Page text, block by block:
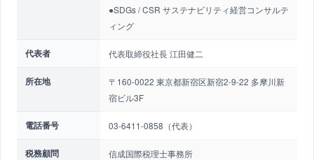
●SDGs / CSR サステナビリティ経営コンサルテ
ィング
代表者 代表取締役社長 江田健二
所在地
〒160-0022 東京都新宿区新宿2-9-22 多摩川新
宿ビル3F
電話番号 03-6411-0858（代表）
税務顧問 信成国際税理士事務所